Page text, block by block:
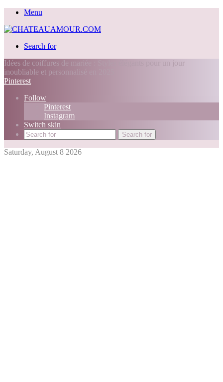
Menu
Search for
Idées de coiffures de mariée : Styles élégants pour un jour
inoubliable et personnalisé en 2025
Pinterest
Follow
Pinterest
Instagram
Switch skin
Search for
Saturday, August 8 2026